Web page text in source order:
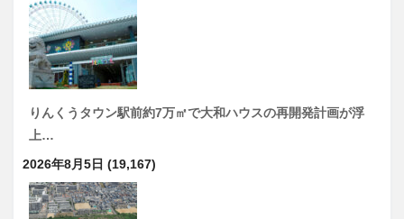
りんくうタウン駅前約7万㎡で大和ハウスの再開発計画が浮
上…
2026年8月5日 (19,167)